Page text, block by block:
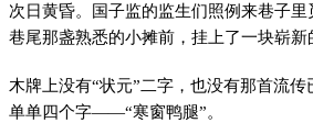
次日黄昏。国子监的监生们照例来巷子里
巷尾那盏熟悉的小摊前，挂上了一块崭新
木牌上没有“状元”二字，也没有那首流
单单四个字——“寒窗鸭腿”。